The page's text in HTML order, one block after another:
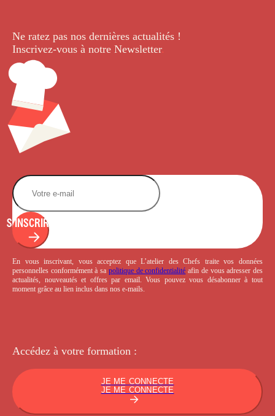
Ne ratez pas nos dernières actualités !
Inscrivez-vous à notre Newsletter.
S'INSCRIRE
En vous inscrivant, vous acceptez que L’atelier des Chefs traite vos données
personnelles conformément à sa politique de confidentialité afin de vous adresser des
actualités, nouveautés et offres par email. Vous pouvez vous désabonner à tout
moment grâce au lien inclus dans nos e-mails.
Accédez à votre formation :
JE ME CONNECTE
JE ME CONNECTE